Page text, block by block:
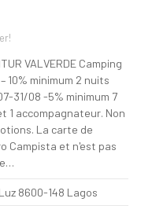
VALVERDE Camping
minimum 2 nuits
31/08 -5% minimum 7
1 accompagnateur. Non
La carte de
Campista et n'est pas
8600-148 Lagos